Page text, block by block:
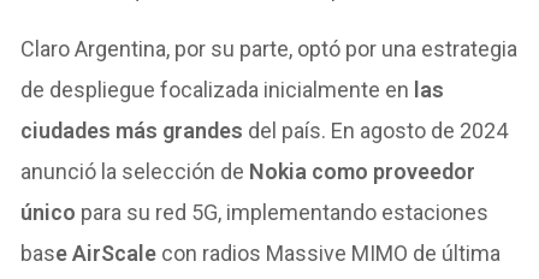
Claro Argentina, por su parte, optó por una estrategia
de despliegue focalizada inicialmente en las
ciudades más grandes del país. En agosto de 2024
anunció la selección de Nokia como proveedor
único para su red 5G, implementando estaciones
base AirScale con radios Massive MIMO de última